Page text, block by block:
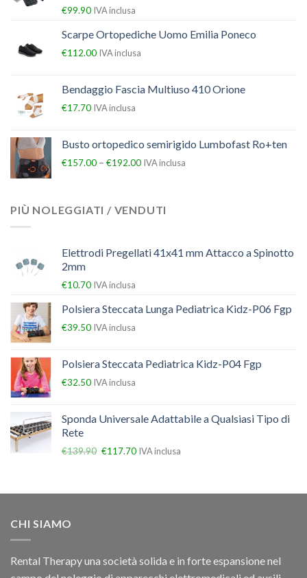
€99.90 IVA inclusa
Scarpe Ortopediche Uomo Emilia Poneco
€112.00 IVA inclusa
Bendaggio Fascia Multiuso 410 Orione
€17.70 IVA inclusa
Busto ortopedico semirigido Lumbofast Ro+ten
€157.00 – €192.00 IVA inclusa
PIÙ NOLEGGIATI / VENDUTI
Elettrodi Pregellati 41x41 mm Attacco a Spinotto
2mm
€10.70 IVA inclusa
Polsiera Steccata Lunga Pediatrica Kidz-P06 Fgp
€39.50 IVA inclusa
Polsiera Steccata Pediatrica Kidz-P04 Fgp
€32.50 IVA inclusa
Sponda Universale Adattabile a Qualsiasi Tipo di
Rete
€139.90 €117.70 IVA inclusa
CHI SIAMO
Rental Therapy una società solida e in forte espansione nel